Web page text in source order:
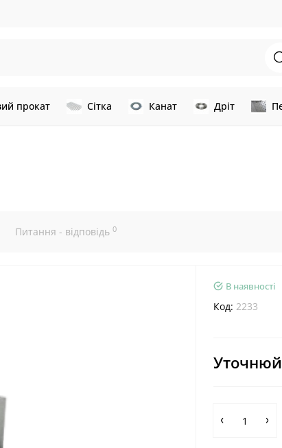
прокат Сітка Канат Дріт
Питання - відповідь 0
В наявності
Код: 2233